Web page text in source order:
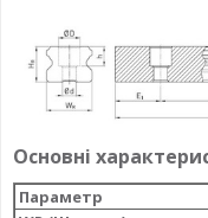
Основні
Параметр